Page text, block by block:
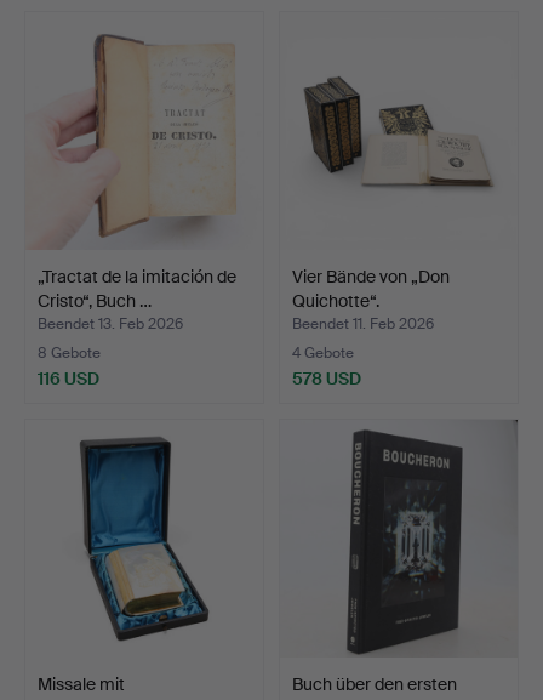
„Tractat de la imitación de
Cristo“, Buch …
Beendet 13. Feb 2026
8 Gebote
116 USD
Vier Bände von „Don
Quichotte“.
Beendet 11. Feb 2026
4 Gebote
578 USD
Missale mit
Buch über den ersten